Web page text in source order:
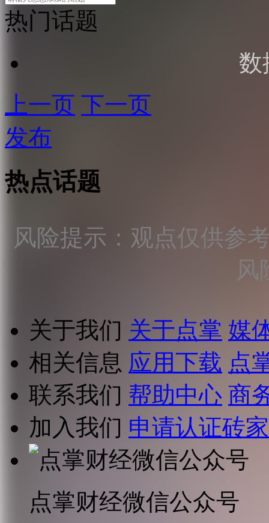
热门话题
数
上一页 下一页
发布
热点话题
风险提示：观点仅供参
风
关于我们 关于点掌 媒
相关信息 应用下载 点
联系我们 帮助中心 商
加入我们 申请认证砖家
点掌财经微信公众号